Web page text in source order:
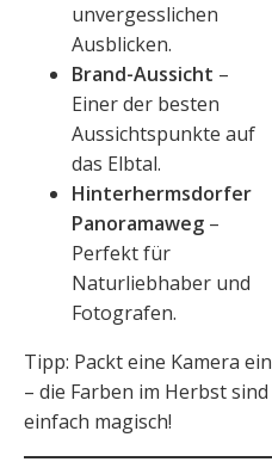
unvergesslichen
Ausblicken.
Brand-Aussicht –
Einer der besten
Aussichtspunkte auf
das Elbtal.
Hinterhermsdorfer
Panoramaweg –
Perfekt für
Naturliebhaber und
Fotografen.
Tipp: Packt eine Kamera ein
– die Farben im Herbst sind
einfach magisch!